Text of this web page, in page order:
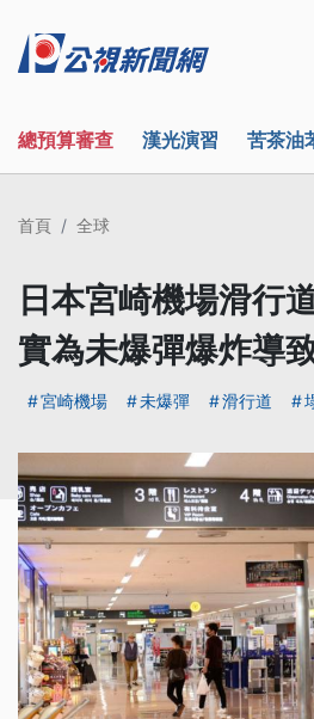
總預算審查 漢光演習 苦茶油
首頁 全球
日本宮崎機場滑行
實為未爆彈爆炸導
宮崎機場 未爆彈 滑行道